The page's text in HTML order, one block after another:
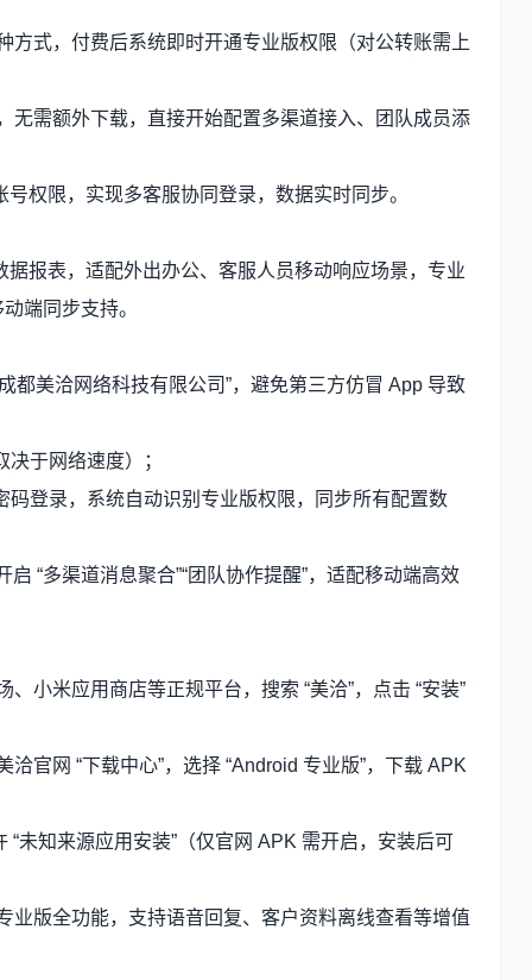
式，付费后系统即时开通专业版权限（对公转账需上
需额外下载，直接开始配置多渠道接入、团队成员添
权限，实现多客服协同登录，数据实时同步。
报表，适配外出办公、客服人员移动响应场景，专业
端同步支持。
都美洽网络科技有限公司”，避免第三方仿冒 App 导致
于网络速度）；
登录，系统自动识别专业版权限，同步所有配置数
“多渠道消息聚合”“团队协作提醒”，适配移动端高效
小米应用商店等正规平台，搜索 “美洽”，点击 “安装”
官网 “下载中心”，选择 “Android 专业版”，下载 APK
未知来源应用安装”（仅官网 APK 需开启，安装后可
版全功能，支持语音回复、客户资料离线查看等增值